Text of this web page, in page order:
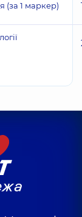
(за 1 маркер)